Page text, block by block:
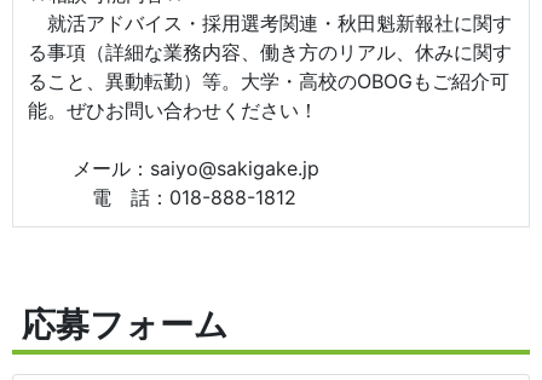
就活アドバイス・採用選考関連・秋田魁新報社に関す
る事項（詳細な業務内容、働き方のリアル、休みに関す
ること、異動転勤）等。大学・高校のOBOGもご紹介可
能。ぜひお問い合わせください！
メール：saiyo@sakigake.jp
電 話：018-888-1812
応募フォーム